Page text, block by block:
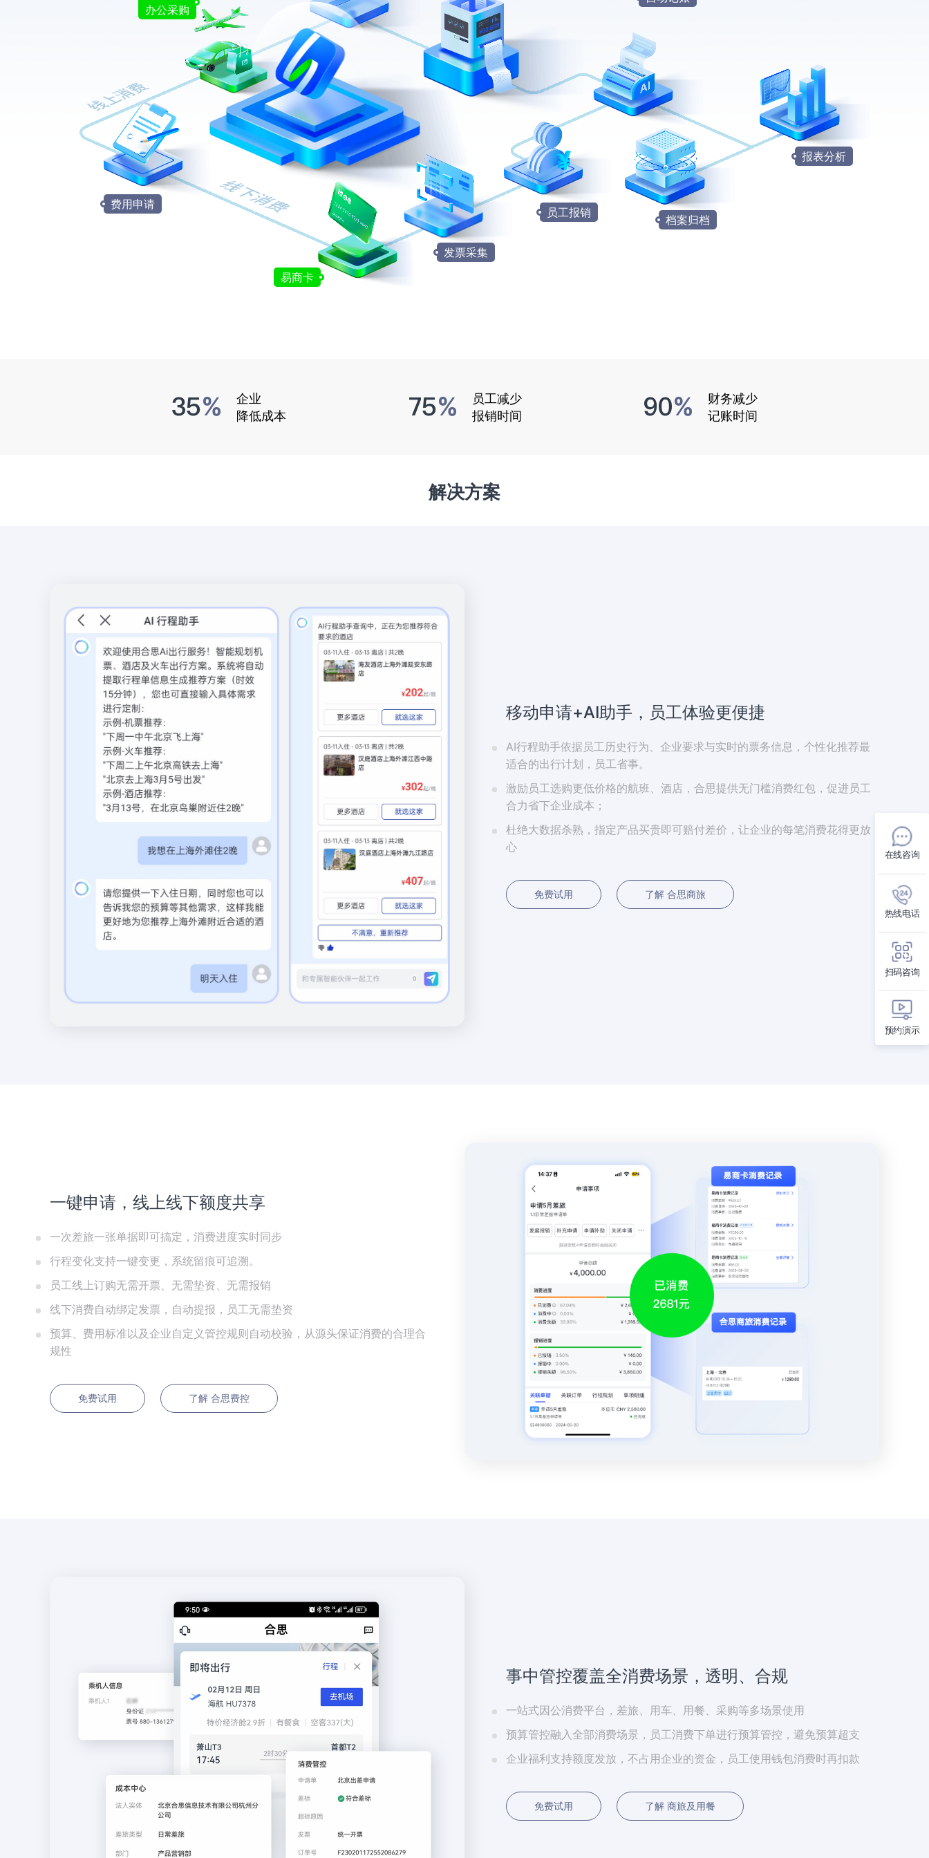
档案归档
统一
开票
统一
结算
报表分析
易商卡
发票采集
员工报销
费用申请
办公采购
35%
企业
降低成本
75%
员工减少
报销时间
90%
财务减少
记账时间
解决方案
移动申请+AI助手，员工体验更便捷
AI行程助手依据员工历史行为、企业要求与实时的票务信息，个性化推荐最
适合的出行计划，员工省事。
激励员工选购更低价格的航班、酒店，合思提供无门槛消费红包，促进员工
合力省下企业成本；
杜绝大数据杀熟，指定产品买贵即可赔付差价，让企业的每笔消费花得更放
心
免费试用 了解 合思商旅
一键申请，线上线下额度共享
一次差旅一张单据即可搞定，消费进度实时同步
行程变化支持一键变更，系统留痕可追溯。
员工线上订购无需开票、无需垫资、无需报销
线下消费自动绑定发票，自动提报，员工无需垫资
预算、费用标准以及企业自定义管控规则自动校验，从源头保证消费的合理合
规性
免费试用 了解 合思费控
事中管控覆盖全消费场景，透明、合规
一站式因公消费平台，差旅、用车、用餐、采购等多场景使用
预算管控融入全部消费场景，员工消费下单进行预算管控，避免预算超支
企业福利支持额度发放，不占用企业的资金，员工使用钱包消费时再扣款
免费试用 了解 商旅及用餐
在线咨询
热线电话
扫码咨询
预约演示